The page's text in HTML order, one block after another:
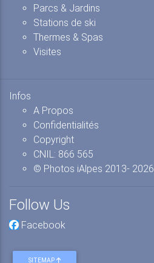
Parcs & Jardins
Stations de ski
Thermes & Spas
Visites
Infos
A Propos
Confidentialités
Copyright
CNIL: 866 565
© Photos iAlpes 2013- 2026
Follow Us
Facebook
SITEMAP